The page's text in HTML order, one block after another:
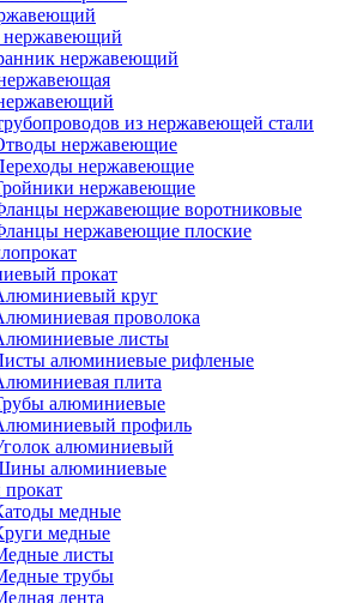
нержавеющий
нержавеющий
из нержавеющей стали
нержавеющие
нержавеющие
нержавеющие
нержавеющие воротниковые
нержавеющие плоские
прокат
круг
проволока
листы
алюминиевые рифленые
плита
алюминиевые
профиль
алюминиевый
алюминиевые
медные
медные
листы
трубы
лента